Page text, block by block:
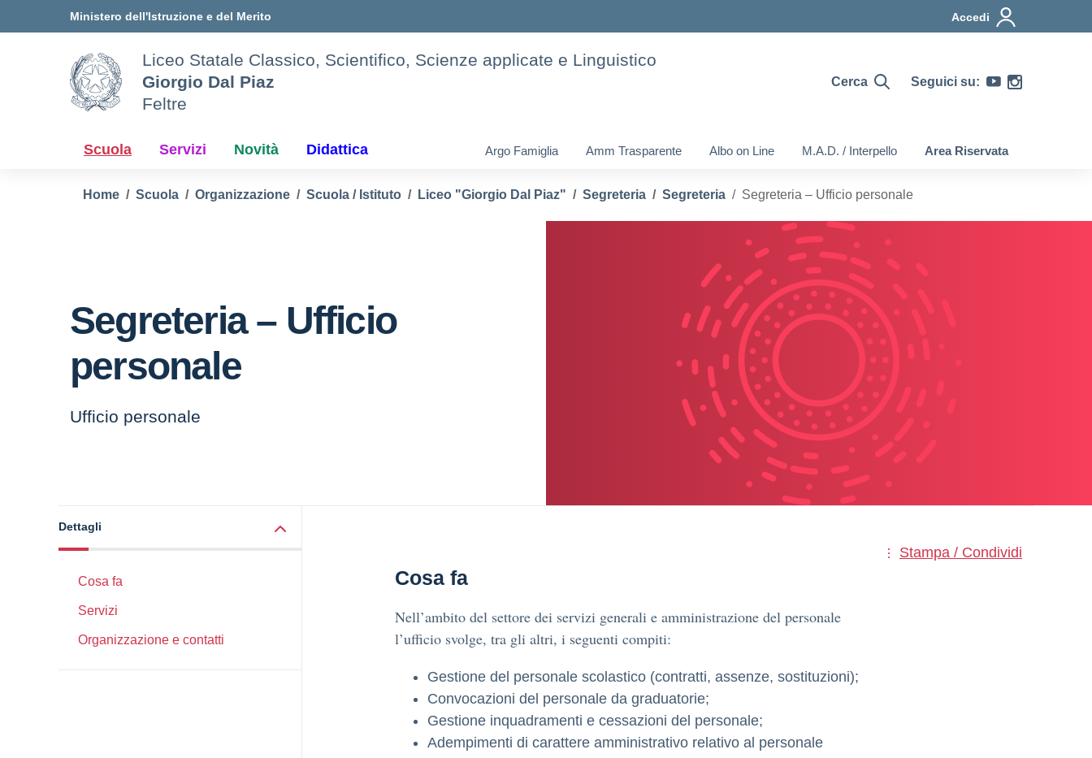
Ministero dell'Istruzione e del Merito Accedi
Liceo Statale Classico, Scientifico, Scienze applicate e Linguistico
Giorgio Dal Piaz
Feltre
Cerca Seguici su:
Scuola Servizi Novità Didattica Argo Famiglia Amm Trasparente Albo on Line M.A.D. / Interpello Area Riservata
Home Scuola Organizzazione Scuola / Istituto Liceo "Giorgio Dal Piaz" Segreteria Segreteria Segreteria – Ufficio personale
Segreteria – Ufficio
personale
Ufficio personale
Dettagli
Cosa fa
Servizi
Organizzazione e contatti
Stampa / Condividi
Cosa fa
Nell’ambito del settore dei servizi generali e amministrazione del personale
l’ufficio svolge, tra gli altri, i seguenti compiti:
Gestione del personale scolastico (contratti, assenze, sostituzioni);
Convocazioni del personale da graduatorie;
Gestione inquadramenti e cessazioni del personale;
Adempimenti di carattere amministrativo relativo al personale